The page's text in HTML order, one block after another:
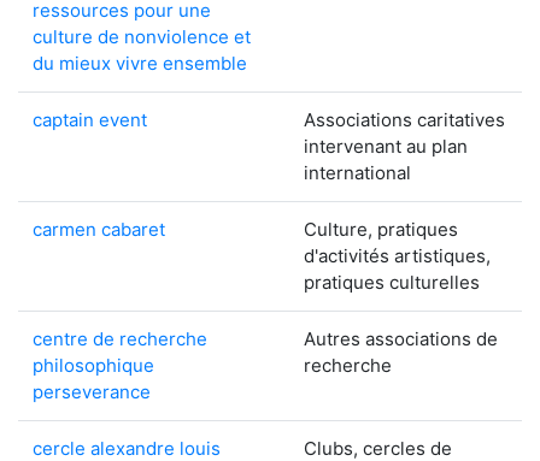
ressources pour une
culture de nonviolence et
du mieux vivre ensemble
captain event
Associations caritatives
intervenant au plan
international
carmen cabaret
Culture, pratiques
d'activités artistiques,
pratiques culturelles
centre de recherche
philosophique
perseverance
Autres associations de
recherche
cercle alexandre louis
Clubs, cercles de